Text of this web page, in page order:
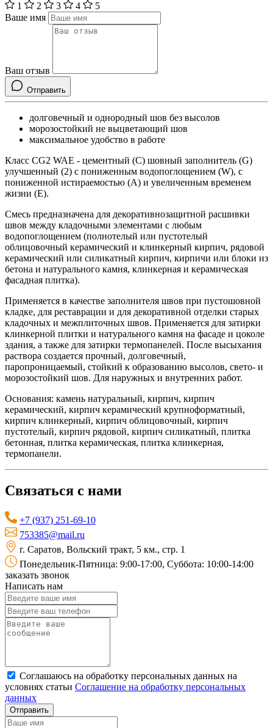
1
2 3 4
5
Ваше имя
Ваш отзыв
Отправить
долговечный и однородный шов без высолов
морозостойкий не выцветающий шов
максимальное удобство в работе
Класс CG2 WAE - цементный (С) шовный заполнитель (G)
улучшенный (2) с пониженным водопоглощением (W), с
пониженной истираемостью (А) и увеличенным временем
жизни (Е).
Смесь предназначена для декоративнозащитной расшивки
швов между кладочными элементами с любым
водопоглощением (полнотелый или пустотелый
облицовочный керамический и клинкерный кирпич, рядовой
керамический или силикатный кирпич, кирпичи или блоки из
бетона и натурального камня, клинкерная и керамическая
фасадная плитка).
Применяется в качестве заполнителя швов при пустошовной
кладке, для реставрации и для декоративной отделки старых
кладочных и межплиточных швов. Применяется для затирки
клинкерной плитки и натурального камня на фасаде и цоколе
здания, а также для затирки термопанелей. После высыхания
раствора создается прочный, долговечный,
паропроницаемый, стойкий к образованию высолов, свето- и
морозостойкий шов. Для наружных и внутренних работ.
Основания: камень натуральный, кирпич, кирпич
керамический, кирпич керамический крупноформатный,
кирпич клинкерный, кирпич облицовочный, кирпич
пустотелый, кирпич рядовой, кирпич силикатный, плитка
бетонная, плитка керамическая, плитка клинкерная,
термопанели.
Связаться с нами
+7 (937) 251-69-10
753385@mail.ru
г. Саратов, Вольский тракт, 5 км., стр. 1
Понедельник-Пятница: 9:00-17:00, Суббота: 10:00-14:00
заказать звонок
Написать нам
Соглашаюсь на обработку персональных данных на
условиях статьи Соглашение на обработку персональных
данных
Отправить